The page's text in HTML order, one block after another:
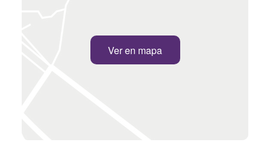
Ver en mapa